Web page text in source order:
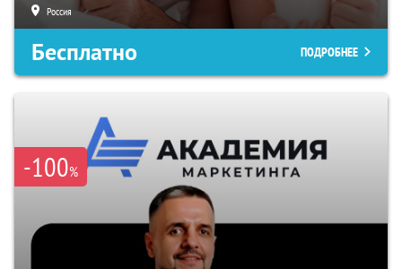
Россия
Бесплатно ПОДРОБНЕЕ
-100%